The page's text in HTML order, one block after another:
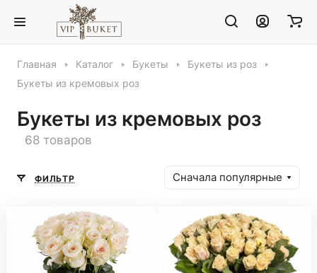
Главная Каталог Букеты
Букеты из роз
Букеты из кремовых роз
Букеты из кремовых роз
68 товаров
ФИЛЬТР Сначала популярные